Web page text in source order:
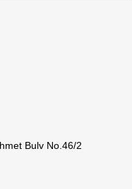
Bulv No.46/2